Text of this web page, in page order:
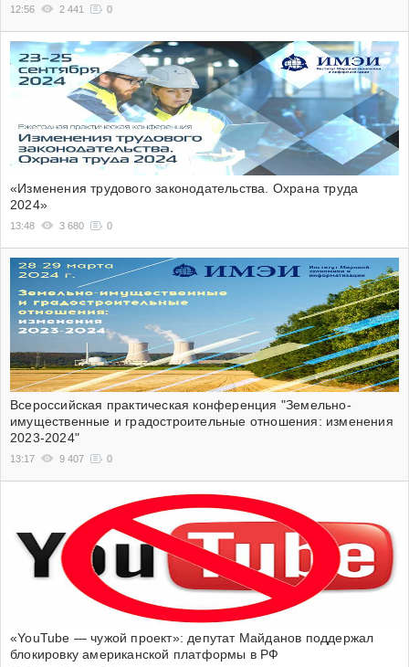
12:56 2 441 0
«Изменения трудового законодательства. Охрана труда
2024»
13:48 3 680 0
Всероссийская практическая конференция "Земельно-
имущественные и градостроительные отношения: изменения
2023-2024"
13:17 9 407 0
«YouTube — чужой проект»: депутат Майданов поддержал
блокировку американской платформы в РФ